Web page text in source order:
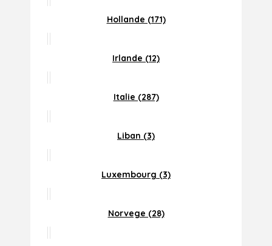
Hollande (171)
Irlande (12)
Italie (287)
Liban (3)
Luxembourg (3)
Norvege (28)